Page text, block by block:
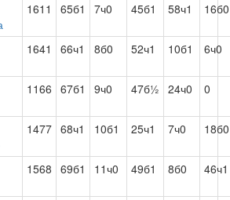
1611 65б1 7ч0 45б1 58ч1 16б0
1641 66ч1 8б0 52ч1 10б1 6ч0
1166 67б1 9ч0 47б½ 24ч0 0
1477 68ч1 10б1 25ч1 7ч0 18б0
1568 69б1 11ч0 49б1 8б0 46ч1